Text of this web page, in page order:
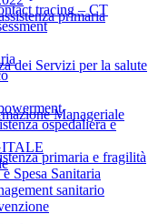
primaria
dei Servizi per la salute
Manageriale
tracing – CT
ospedaliera e
primaria e fragilità
Spesa Sanitaria
sanitario